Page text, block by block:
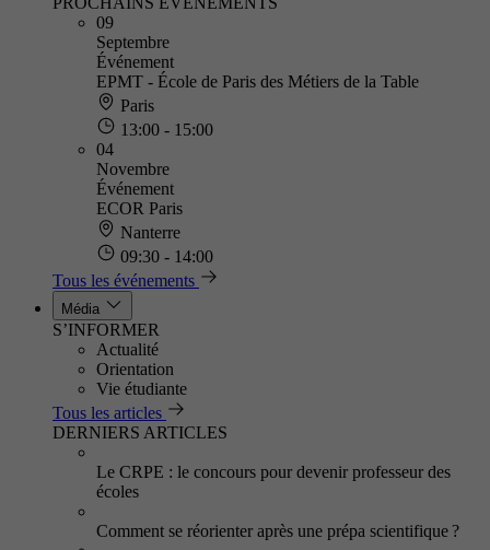
09
Septembre
Événement
EPMT - École de Paris des Métiers de la Table
Paris
13:00 - 15:00
04
Novembre
Événement
ECOR Paris
Nanterre
09:30 - 14:00
Tous les événements
Média
S’INFORMER
Actualité
Orientation
Vie étudiante
Tous les articles
DERNIERS ARTICLES
Le CRPE : le concours pour devenir professeur des
écoles
Comment se réorienter après une prépa scientifique ?